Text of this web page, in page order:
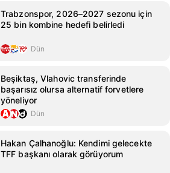
Trabzonspor, 2026–2027 sezonu için
25 bin kombine hedefi belirledi
Dün
Beşiktaş, Vlahovic transferinde
başarısız olursa alternatif forvetlere
yöneliyor
Dün
Hakan Çalhanoğlu: Kendimi gelecekte
TFF başkanı olarak görüyorum